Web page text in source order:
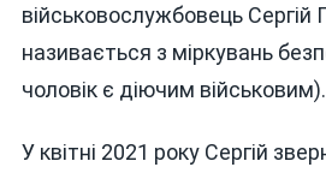
військовослужбовець Сергій
називається з міркувань
чоловік є діючим військовим).
У квітні 2021 року Сергій